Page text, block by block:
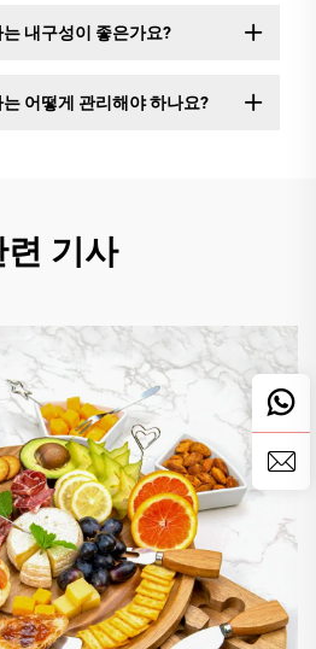
내구성이 좋은가요?
어떻게 관리해야 하나요?
련 기사